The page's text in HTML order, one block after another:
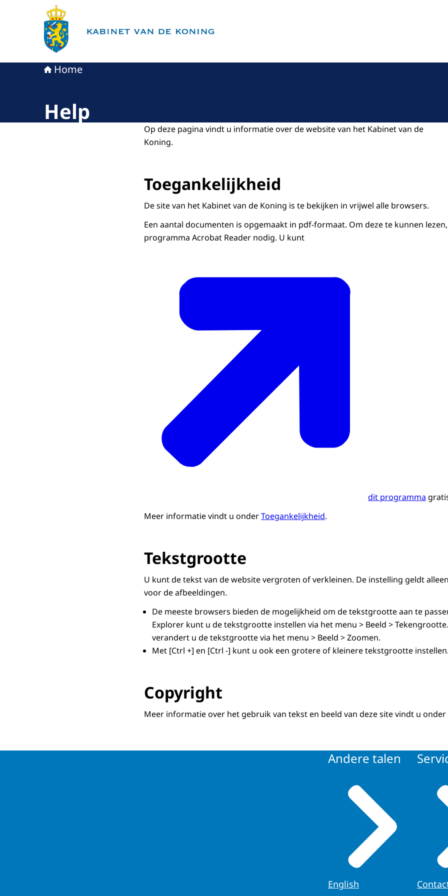
Naar de homepage van Kabinet van de Koning
Home
Help
Op deze pagina vindt u informatie over de website van het Kabinet van de
Koning.
Toegankelijkheid
De site van het Kabinet van de Koning is te bekijken in vrijwel alle browsers.
Een aantal documenten is opgemaakt in pdf-formaat. Om deze te kunnen
programma Acrobat Reader nodig. U kunt
dit programma
Meer informatie vindt u onderToegankelijkheid.
Tekstgrootte
U kunt de tekst van de website vergroten of verkleinen. De instelling geldt
voor de afbeeldingen.
De meeste browsers bieden de mogelijkheid om de tekstgrootte aan te
Explorer kunt u de tekstgrootte instellen via het menu > Beeld >
verandert u de tekstgrootte via het menu > Beeld > Zoomen.
Met [Ctrl +] en [Ctrl -] kunt u ook een grotere of kleinere tekstgrootte instellen.
Copyright
Meer informatie over het gebruik van tekst en beeld van deze site vindt u onder
Andere talen
English